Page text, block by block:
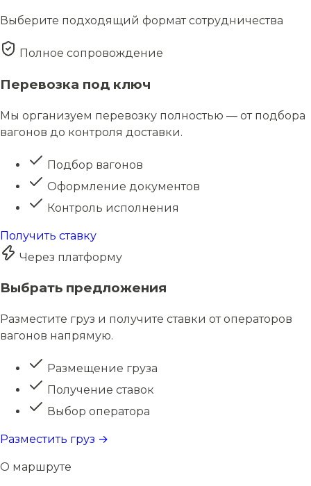
Выберите подходящий формат сотрудничества
Полное сопровождение
Перевозка под ключ
Мы организуем перевозку полностью — от подбора
вагонов до контроля доставки.
Подбор вагонов
Оформление документов
Контроль исполнения
Получить ставку
Через платформу
Выбрать предложения
Разместите груз и получите ставки от операторов
вагонов напрямую.
Размещение груза
Получение ставок
Выбор оператора
Разместить груз →
О маршруте